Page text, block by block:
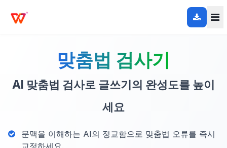
맞춤법 검사기
AI 맞춤법 검사로 글쓰기의 완성도를 높이
세요
문맥을 이해하는 AI의 정교함으로 맞춤법 오류를 즉시
교정하세요.